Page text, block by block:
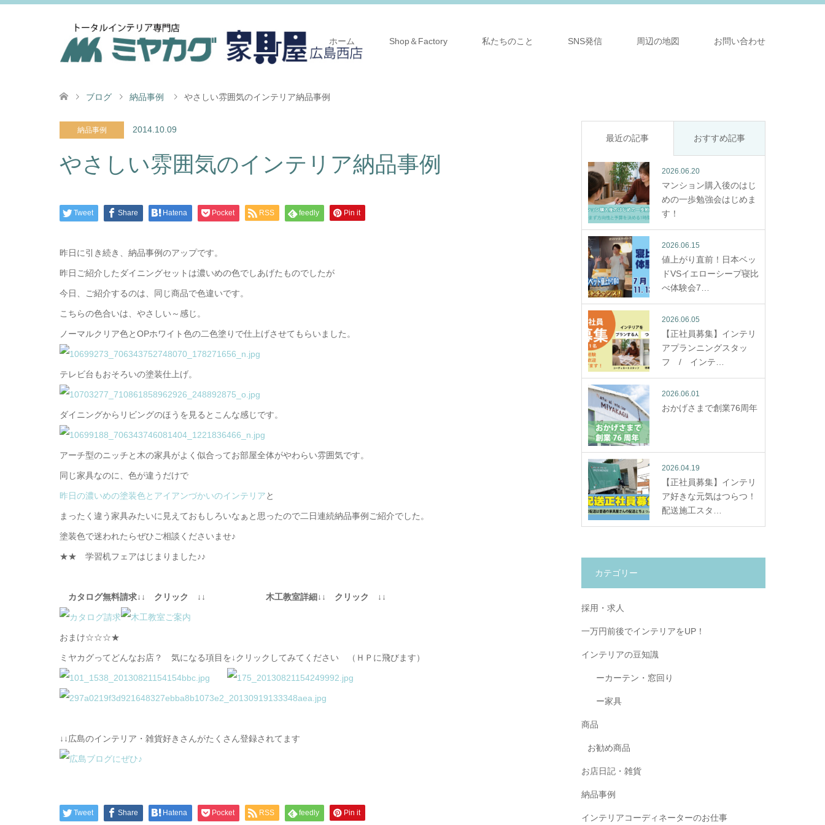
ホーム Shop＆Factory 私たちのこと SNS発信 周辺の地図 お問い合わせ
ブログ 納品事例 やさしい雰囲気のインテリア納品事例
納品事例 2014.10.09
やさしい雰囲気のインテリア納品事例
Tweet Share Hatena Pocket RSS feedly Pin it
昨日に引き続き、納品事例のアップです。
昨日ご紹介したダイニングセットは濃いめの色でしあげたものでしたが
今日、ご紹介するのは、同じ商品で色違いです。
こちらの色合いは、やさしい～感じ。
ノーマルクリア色とOPホワイト色の二色塗りで仕上げさせてもらいました。
テレビ台もおそろいの塗装仕上げ。
ダイニングからリビングのほうを見るとこんな感じです。
アーチ型のニッチと木の家具がよく似合ってお部屋全体がやわらい雰囲気です。
同じ家具なのに、色が違うだけで
昨日の濃いめの塗装色とアイアンづかいのインテリアと
まったく違う家具みたいに見えておもしろいなぁと思ったので二日連続納品事例ご紹介でした。
塗装色で迷われたらぜひご相談くださいませ♪
★★ 学習机フェアはじまりました♪♪
カタログ無料請求↓↓ クリック ↓↓ 木工教室詳細↓↓ クリック ↓↓
おまけ☆☆☆★
ミヤカグってどんなお店？ 気になる項目を↓クリックしてみてください （ＨＰに飛びます）
↓↓広島のインテリア・雑貨好きさんがたくさん登録されてます
Tweet Share Hatena Pocket RSS feedly Pin it
最近の記事 おすすめ記事
2026.06.20
マンション購入後のはじ
めの一歩勉強会はじめま
す！
2026.06.15
値上がり直前！日本ベッ
ドVSイエローシープ寝比
べ体験会7…
2026.06.05
【正社員募集】インテリ
アプランニングスタッ
フ / インテ…
2026.06.01
おかげさまで創業76周年
2026.04.19
【正社員募集】インテリ
ア好きな元気はつらつ！
配送施工スタ…
カテゴリー
採用・求人
一万円前後でインテリアをUP！
インテリアの豆知識
ーカーテン・窓回り
ー家具
商品
お勧め商品
お店日記・雑貨
納品事例
インテリアコーディネーターのお仕事